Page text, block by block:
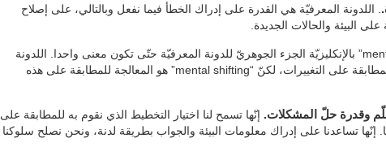
. اللدونة المعرفيّة هي القدرة على إدراك الخطأ فيما نفعل وبالتالي، على إصلاح
البيئة والحالات الجديدة.
قدرة التغيير أو “mental shifting” بالإنكليزيّة الجزء الجوهريّ للدونة المعرفيّة حتّى تكون معنى واحدا. اللدونة
المعرفيّة هي القدرة على المطابقة على التغييرات، لكنّ “mental shifting” هو المعالجة للمطابقة على هذه
وقدرة حلّ المشكلات. إنّها تسمح لنا اختيار التخطيط الذي نقوم به للمطابقة على
إنّها تساعدنا على إدراك معلومات البيئة والجواب بطريقة لدنة، ونحن نصلح سلوكنا